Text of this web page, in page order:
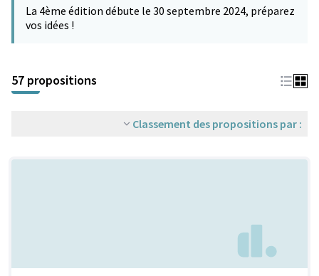
La 4ème édition débute le 30 septembre 2024, préparez
vos idées !
57 propositions
Classement des propositions par :